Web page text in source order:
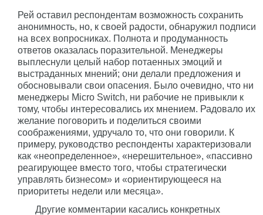
Рей оставил респондентам возможность сохранить
анонимность, но, к своей радости, обнаружил подписи
на всех вопросниках. Полнота и продуманность
ответов оказалась поразительной. Менеджеры
выплеснули целый набор потаенных эмоций и
выстраданных мнений; они делали предложения и
обосновывали свои опасения. Было очевидно, что ни
менеджеры Micro Switch, ни рабочие не привыкли к
тому, чтобы интересовались их мнением. Радовало их
желание поговорить и поделиться своими
соображениями, удручало то, что они говорили. К
примеру, руководство респонденты характеризовали
как «неопределенное», «нерешительное», «пассивно
реагирующее вместо того, чтобы стратегически
управлять бизнесом» и «ориентирующееся на
приоритеты недели или месяца».
Другие комментарии касались конкретных